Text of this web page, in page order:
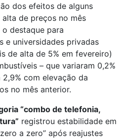
dos efeitos de alguns
de preços no mês
destaque para
e universidades privadas
de alta de 5% em fevereiro)
– que variaram 0,2%
com elevação da
no mês anterior.
“combo de telefonia,
registrou estabilidade em
a zero” após reajustes